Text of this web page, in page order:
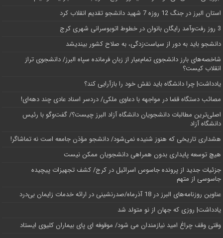
استان البرز در جنگ 12 روزه 7 شهید دانشجو تقدیم انقلاب کرد
3 روز رفت‌وآمد رایگان بانوان در خطوط اتوبوسرانی شهری کرج
دانشجو باید به دور از سیاست‌زدگی، به صلاح کشور بیندیشد
شاخصه‌های بارز دانشجوی تمام‌عیار از زبان فرمانده سپاه البرز/ دانشجوی تراز
انقلاب کیست؟
یادداشت| چرا دانشگاه باید نقش خود را بازآرایی کند؟
مصائب دستگاه قضا در مواجهه با دعاوی ملکی/ دردسر اسناد عادی چند‌ دهه‌ای!
اصلی‌ترین مطالبات دانشجویان دانشگاه آزاد البرز چیست؟/ گفت‌وگو با رئیس
دانشگاه آز‌اد
هشداری تاریخی که هنوز شنیده نمی‌شود/ دانشجو مؤذن جامعه است نه تماشاگر!
هیچ توسعه پایداری بدون همراهی دانشجویان ممکن نیست
جزئیات جدید از پرونده جاسوس اسرائیل در کرج/‌ کشف تجهیزات پیچیده
جاسوسی از متهم
عناوین روزنامه‌های البرز در ‌18 آذرماه/صدرنشینی در ارائه خدمات زایمان بی‌درد
یادداشت| روزی که جهان از نو متولد شد
وقتی وقف چراغ امید نیازمندان می شود/ موقوفه ای پای بیماران کلیوی ایستاد